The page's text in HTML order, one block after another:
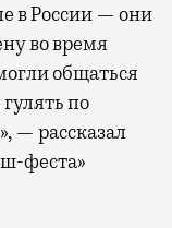
в России — они
во время
общаться
по
— рассказал
феста»